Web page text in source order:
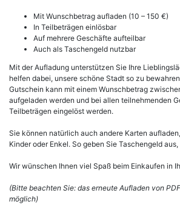
Mit Wunschbetrag aufladen (10 – 150 €)
In Teilbeträgen einlösbar
Auf mehrere Geschäfte aufteilbar
Auch als Taschengeld nutzbar
Mit der Aufladung unterstützen Sie Ihre
helfen dabei, unsere schöne Stadt so zu
Gutschein kann mit einem Wunschbetrag
aufgeladen werden und bei allen teilnehmenden
Teilbeträgen eingelöst werden.
Sie können natürlich auch andere Karten
Kinder oder Enkel. So geben Sie Taschengeld
Wir wünschen Ihnen viel Spaß beim Einkaufen in
(Bitte beachten Sie: das erneute Aufladen von
möglich)